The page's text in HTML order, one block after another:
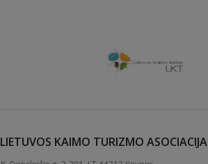
LIETUVOS KAIMO TURIZMO ASOCIACIJA